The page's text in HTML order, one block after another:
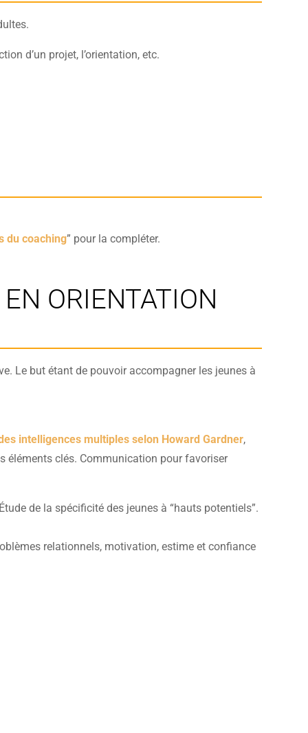
d’un projet, l’orientation, etc.
du coaching” pour la compléter.
ORIENTATION
Le but étant de pouvoir accompagner les jeunes à
intelligences multiples selon Howard Gardner,
éléments clés. Communication pour favoriser
de la spécificité des jeunes à “hauts potentiels”.
relationnels, motivation, estime et confiance